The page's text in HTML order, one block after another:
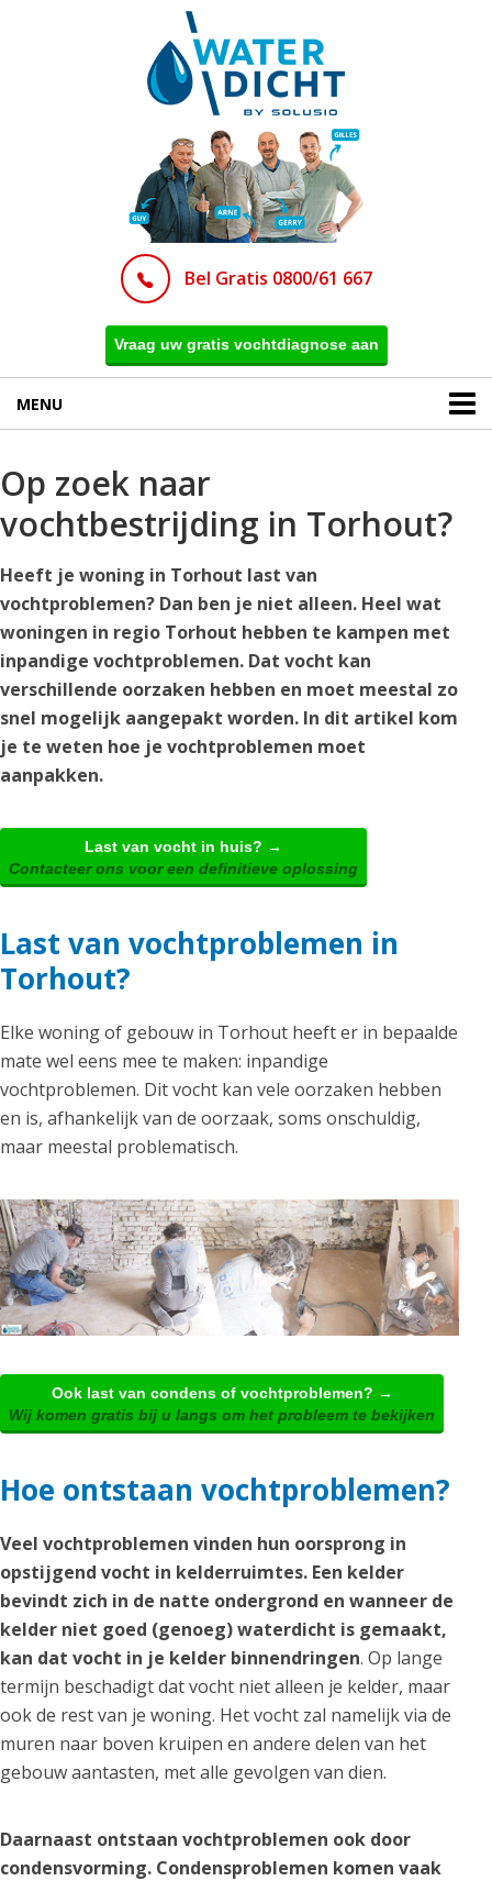
Bel Gratis 0800/61 667
Vraag uw gratis vochtdiagnose aan
MENU
Op zoek naar
vochtbestrijding in Torhout?
Heeft je woning in Torhout last van
vochtproblemen? Dan ben je niet alleen. Heel wat
woningen in regio Torhout hebben te kampen met
inpandige vochtproblemen. Dat vocht kan
verschillende oorzaken hebben en moet meestal zo
snel mogelijk aangepakt worden. In dit artikel kom
je te weten hoe je vochtproblemen moet
aanpakken.
Last van vocht in huis? →
Contacteer ons voor een definitieve oplossing
Last van vochtproblemen in
Torhout?
Elke woning of gebouw in Torhout heeft er in bepaalde
mate wel eens mee te maken: inpandige
vochtproblemen. Dit vocht kan vele oorzaken hebben
en is, afhankelijk van de oorzaak, soms onschuldig,
maar meestal problematisch.
Ook last van condens of vochtproblemen? →
Wij komen gratis bij u langs om het probleem te bekijken
Hoe ontstaan vochtproblemen?
Veel vochtproblemen vinden hun oorsprong in
opstijgend vocht in kelderruimtes. Een kelder
bevindt zich in de natte ondergrond en wanneer de
kelder niet goed (genoeg) waterdicht is gemaakt,
kan dat vocht in je kelder binnendringen. Op lange
termijn beschadigt dat vocht niet alleen je kelder, maar
ook de rest van je woning. Het vocht zal namelijk via de
muren naar boven kruipen en andere delen van het
gebouw aantasten, met alle gevolgen van dien.
Daarnaast ontstaan vochtproblemen ook door
condensvorming. Condensproblemen komen vaak